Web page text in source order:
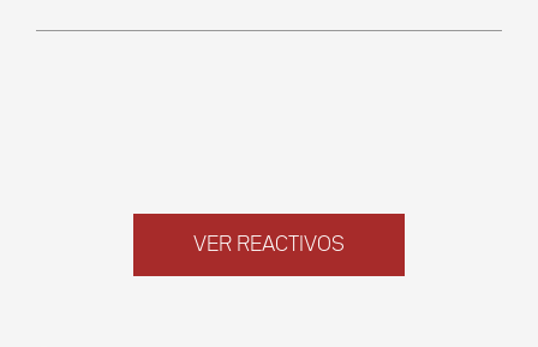
VER REACTIVOS